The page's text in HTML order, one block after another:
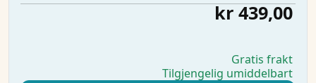
kr 439,00
Gratis frakt
Tilgjengelig umiddelbart